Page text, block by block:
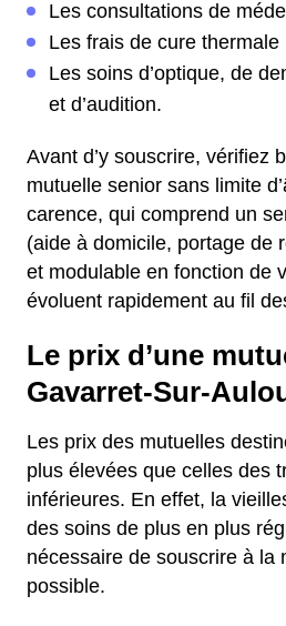
Les consultations de
Les frais de cure thermale
Les soins d’optique, de
et d’audition.
Avant d’y souscrire, vérifiez
mutuelle senior sans limite
carence, qui comprend un
(aide à domicile, portage de
et modulable en fonction de
évoluent rapidement au fil
Le prix d’une
Gavarret-Sur-
Les prix des mutuelles
plus élevées que celles des
inférieures. En effet, la
des soins de plus en plus
nécessaire de souscrire à la
possible.